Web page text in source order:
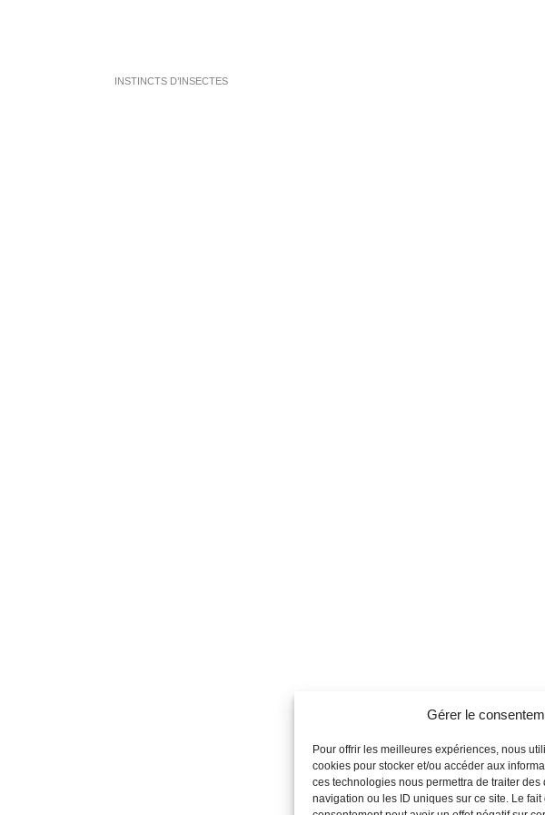
Gérer le
Pour offrir les meilleures expériences, nous
cookies pour stocker et/ou accéder aux
ces technologies nous permettra de traiter
navigation ou les ID uniques sur ce site. Le
INSTINCTS D’INSECTES